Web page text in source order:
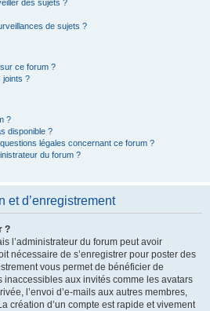
des sujets ?
de sujets ?
ce forum ?
joints ?
?
disponible ?
légales concernant ce forum ?
du forum ?
et d’enregistrement
?
l’administrateur du forum peut avoir
nécessaire de s’enregistrer pour poster des
vous permet de bénéficier de
aux invités comme les avatars
l’envoi d’e-mails aux autres membres,
création d’un compte est rapide et vivement